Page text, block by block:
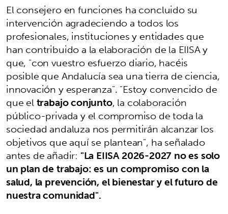
El consejero en funciones ha concluido su
intervención agradeciendo a todos los
profesionales, instituciones y entidades que
han contribuido a la elaboración de la EIISA y
que, "con vuestro esfuerzo diario, hacéis
posible que Andalucía sea una tierra de ciencia,
innovación y esperanza". "Estoy convencido de
que eltrabajo conjunto, la colaboración
público-privada y el compromiso de toda la
sociedad andaluza nos permitirán alcanzar los
objetivos que aquí se plantean", ha señalado
antes de añadir: "La EIISA 2026-2027 no es solo
un plan de trabajo: es un compromiso con la
salud, la prevención, el bienestar y el futuro de
nuestra comunidad".